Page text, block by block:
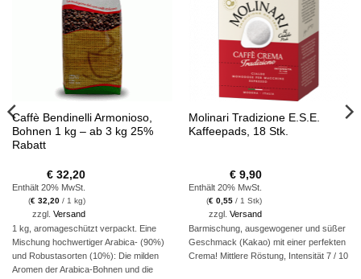
Caffè Bendinelli Armonioso,
Bohnen 1 kg – ab 3 kg 25%
Rabatt
€32,20
Enthält 20% MwSt.
(€ 32,20/ 1 kg)
zzgl. Versand
1 kg, aromageschützt verpackt. Eine
Mischung hochwertiger Arabica- (90%)
und Robustasorten (10%): Die milden
Aromen der Arabica-Bohnen und die
Molinari Tradizione E.S.E.
Kaffeepads, 18 Stk.
€9,90
Enthält 20% MwSt.
(€ 0,55/ 1 Stk)
zzgl. Versand
Barmischung, ausgewogener und süßer
Geschmack (Kakao) mit einer perfekten
Crema! Mittlere Röstung, Intensität 7 / 10